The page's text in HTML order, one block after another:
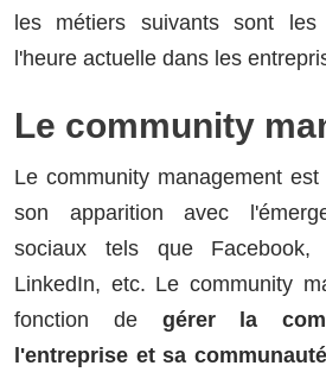
les métiers suivants sont
l'heure actuelle dans les
Le community
Le community management
son apparition avec
sociaux tels que Facebook,
LinkedIn, etc. Le community
fonction de gérer la
l'entreprise et sa